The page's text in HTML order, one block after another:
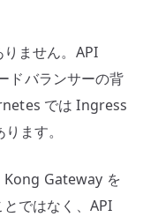
ません。API
ドバランサーの背
では Ingress
ます。
Kong Gateway を
ではなく、API